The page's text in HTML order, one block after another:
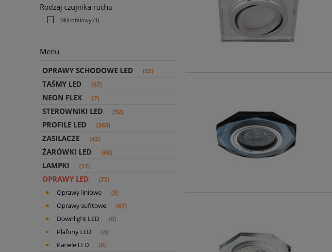
Rodzaj czujnika ruchu
Mikrofalowy (1)
Menu
OPRAWY SCHODOWE LED (52)
TAŚMY LED (57)
NEON FLEX (7)
STEROWNIKI LED (52)
PROFILE LED (363)
ZASILACZE (42)
ŻARÓWKI LED (68)
LAMPKI (17)
OPRAWY LED
(77)
Oprawy liniowe
(3)
Oprawy sufitowe
(67)
Downlight LED
(0)
Plafony LED
(4)
Panele LED
(0)